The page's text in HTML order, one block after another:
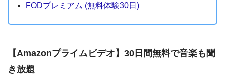
FODプレミアム (無料体験30日)
【Amazonプライムビデオ】30日間無料で音楽も聞
き放題